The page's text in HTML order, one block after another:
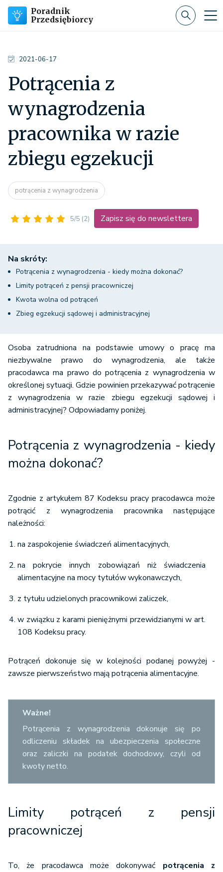
Poradnik
Przedsiębiorcy
2021-06-17
Potrącenia z
wynagrodzenia
pracownika w razie
zbiegu egzekucji
potrącenia z wynagrodzenia
5/5 (2) Zapisz się do newslettera
Na skróty:
Potrącenia z wynagrodzenia - kiedy można dokonać?
Limity potrąceń z pensji pracowniczej
Kwota wolna od potrąceń
Zbieg egzekucji sądowej i administracyjnej
Osoba zatrudniona na podstawie umowy o pracę ma
niezbywalne prawo do wynagrodzenia, ale także
pracodawca ma prawo do potrącenia z wynagrodzenia w
określonej sytuacji. Gdzie powinien przekazywać potrącenie
z wynagrodzenia w razie zbiegu egzekucji sądowej i
administracyjnej? Odpowiadamy poniżej.
Potrącenia z wynagrodzenia - kiedy
można dokonać?
Zgodnie z artykułem 87 Kodeksu pracy pracodawca może
potrącić z wynagrodzenia pracownika następujące
należności:
na zaspokojenie świadczeń alimentacyjnych,
na pokrycie innych zobowiązań niż świadczenia
alimentacyjne na mocy tytułów wykonawczych,
z tytułu udzielonych pracownikowi zaliczek,
w związku z karami pieniężnymi przewidzianymi w art.
108 Kodeksu pracy.
Potrąceń dokonuje się w kolejności podanej powyżej -
zawsze pierwszeństwo mają potrącenia alimentacyjne.
Ważne!
Potrącenia z wynagrodzenia dokonuje się po
odliczeniu składek na ubezpieczenia społeczne
oraz zaliczki na podatek dochodowy, czyli od
kwoty netto.
Limity potrąceń z pensji
pracowniczej
To, że pracodawca może dokonywać potrącenia z